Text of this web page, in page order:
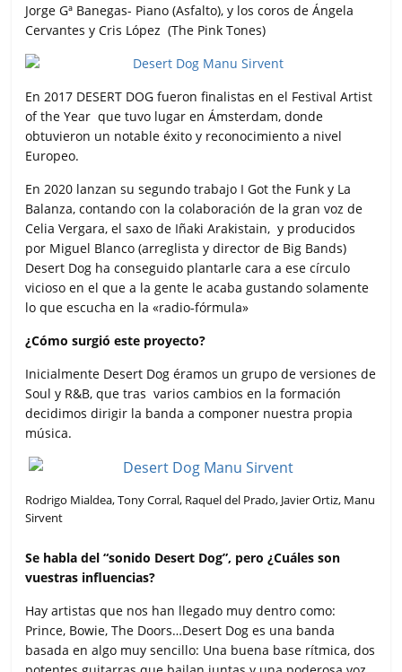
Jorge Gª Banegas- Piano (Asfalto), y los coros de Ángela
Cervantes y Cris López (The Pink Tones)
En 2017 DESERT DOG fueron finalistas en el Festival Artist
of the Year que tuvo lugar en Ámsterdam, donde
obtuvieron un notable éxito y reconocimiento a nivel
Europeo.
En 2020 lanzan su segundo trabajo I Got the Funk y La
Balanza, contando con la colaboración de la gran voz de
Celia Vergara, el saxo de Iñaki Arakistain, y producidos
por Miguel Blanco (arreglista y director de Big Bands)
Desert Dog ha conseguido plantarle cara a ese círculo
vicioso en el que a la gente le acaba gustando solamente
lo que escucha en la «radio-fórmula»
¿Cómo surgió este proyecto?
Inicialmente Desert Dog éramos un grupo de versiones de
Soul y R&B, que tras varios cambios en la formación
decidimos dirigir la banda a componer nuestra propia
música.
Rodrigo Mialdea, Tony Corral, Raquel del Prado, Javier Ortiz, Manu
Sirvent
Se habla del “sonido Desert Dog”, pero ¿Cuáles son
vuestras influencias?
Hay artistas que nos han llegado muy dentro como:
Prince, Bowie, The Doors…Desert Dog es una banda
basada en algo muy sencillo: Una buena base rítmica, dos